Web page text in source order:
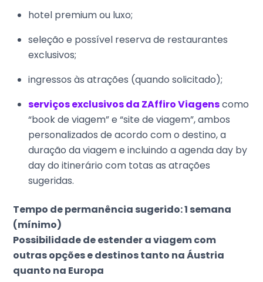
hotel premium ou luxo;
seleção e possível reserva de restaurantes
exclusivos;
ingressos às atrações (quando solicitado);
serviços exclusivos da ZAffiro Viagenscomo
“book de viagem” e “site de viagem”, ambos
personalizados de acordo com o destino, a
duração da viagem e incluindo a agenda day by
day do itinerário com totas as atrações
sugeridas.
Tempo de permanência sugerido: 1 semana
(mínimo)
Possibilidade de estender a viagem com
outras opções e destinos tanto na Áustria
quanto na Europa